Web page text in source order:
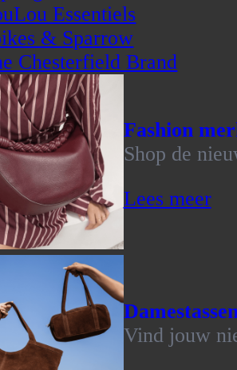
Essentiels
& Sparrow
Chesterfield Brand
Fashion
Shop de
Lees meer
Vind jouw